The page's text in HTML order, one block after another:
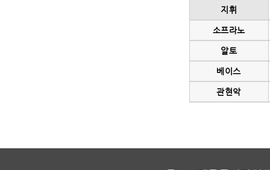
지휘
소프라노
알토
베이스
관현악